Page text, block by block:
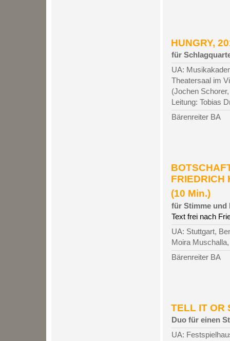
HUNGRY,
für
UA:
Theatersaal im
(Jochen
Leitung: Tobias
Bärenreiter BA
FRIEDRICH
(10 Min.)
für Stimme und
Text frei nach
UA: Stuttgart,
Moira
Bärenreiter BA
TELL IT OR
Duo für einen
UA: